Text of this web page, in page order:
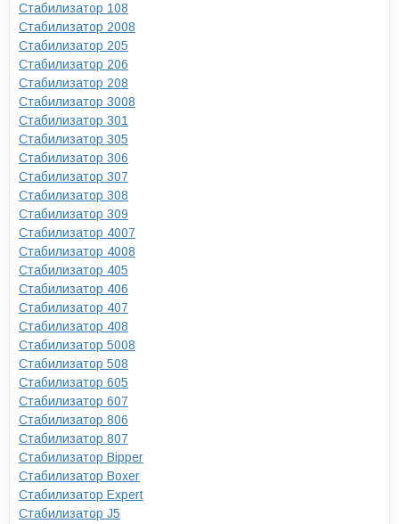
Стабилизатор 108
Стабилизатор 2008
Стабилизатор 205
Стабилизатор 206
Стабилизатор 208
Стабилизатор 3008
Стабилизатор 301
Стабилизатор 305
Стабилизатор 306
Стабилизатор 307
Стабилизатор 308
Стабилизатор 309
Стабилизатор 4007
Стабилизатор 4008
Стабилизатор 405
Стабилизатор 406
Стабилизатор 407
Стабилизатор 408
Стабилизатор 5008
Стабилизатор 508
Стабилизатор 605
Стабилизатор 607
Стабилизатор 806
Стабилизатор 807
Стабилизатор Bipper
Стабилизатор Boxer
Стабилизатор Expert
Стабилизатор J5